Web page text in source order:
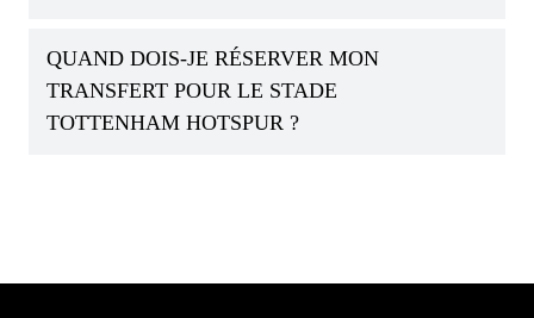
QUAND DOIS-JE RÉSERVER MON
TRANSFERT POUR LE STADE
TOTTENHAM HOTSPUR ?